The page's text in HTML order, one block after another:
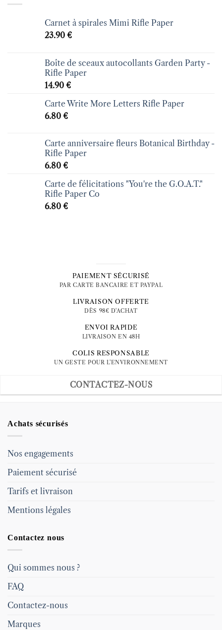
Carnet à spirales Mimi Rifle Paper
23.90 €
Boîte de sceaux autocollants Garden Party -
Rifle Paper
14.90 €
Carte Write More Letters Rifle Paper
6.80 €
Carte anniversaire fleurs Botanical Birthday -
Rifle Paper
6.80 €
Carte de félicitations "You're the G.O.A.T."
Rifle Paper Co
6.80 €
PAIEMENT SÉCURISÉ
PAR CARTE BANCAIRE ET PAYPAL
LIVRAISON OFFERTE
DÈS 98€ D'ACHAT
ENVOI RAPIDE
LIVRAISON EN 48H
COLIS RESPONSABLE
UN GESTE POUR L'ENVIRONNEMENT
CONTACTEZ-NOUS
Achats sécurisés
Nos engagements
Paiement sécurisé
Tarifs et livraison
Mentions légales
Contactez nous
Qui sommes nous ?
FAQ
Contactez-nous
Marques